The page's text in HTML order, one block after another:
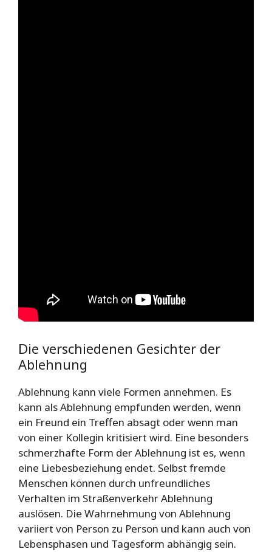
Die verschiedenen Gesichter der
Ablehnung
Ablehnung kann viele Formen annehmen. Es
kann als Ablehnung empfunden werden, wenn
ein Freund ein Treffen absagt oder wenn man
von einer Kollegin kritisiert wird. Eine besonders
schmerzhafte Form der Ablehnung ist es, wenn
eine Liebesbeziehung endet. Selbst fremde
Menschen können durch unfreundliches
Verhalten im Straßenverkehr Ablehnung
auslösen. Die Wahrnehmung von Ablehnung
variiert von Person zu Person und kann auch von
Lebensphasen und Tagesform abhängig sein.